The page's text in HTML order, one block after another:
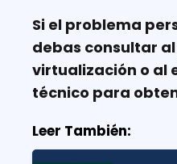
Si el problema
debas consultar
virtualización o al
técnico para
Leer También: